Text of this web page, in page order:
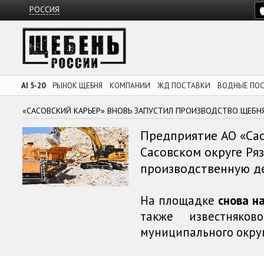
РОССИЯ
AI 5-20 РЫНОК ЩЕБНЯ КОМПАНИИ ЖД ПОСТАВКИ ВОДНЫЕ
«САСОВСКИЙ КАРЬЕР» ВНОВЬ ЗАПУСТИЛ ПРОИЗВОДСТВО
Предприятие АО
Сасовском округе
производственную
На площадке снова
также
муниципального